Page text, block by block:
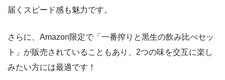
届くスピード感も魅力です。
さらに、Amazon限定で「一番搾りと黒生の飲み比べセッ
ト」が販売されていることもあり、2つの味を交互に楽し
みたい方には最適です！